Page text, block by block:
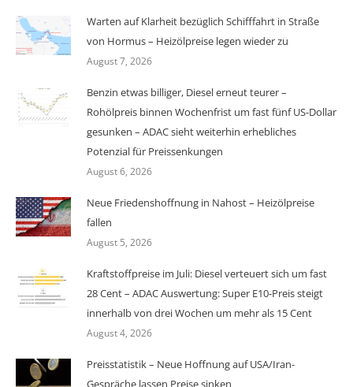
Warten auf Klarheit bezüglich Schifffahrt in Straße
von Hormus – Heizölpreise legen wieder zu
August 7, 2026
Benzin etwas billiger, Diesel erneut teurer –
Rohölpreis binnen Wochenfrist um fast fünf US-Dollar
gesunken – ADAC sieht weiterhin erhebliches
Potenzial für Preissenkungen
August 6, 2026
Neue Friedenshoffnung in Nahost – Heizölpreise
fallen
August 5, 2026
Kraftstoffpreise im Juli: Diesel verteuert sich um fast
28 Cent – ADAC Auswertung: Super E10-Preis steigt
innerhalb von drei Wochen um mehr als 15 Cent
August 4, 2026
Preisstatistik – Neue Hoffnung auf USA/Iran-
Gespräche lassen Preise sinken